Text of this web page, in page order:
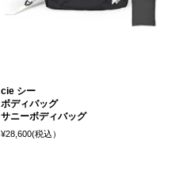
cie シー
ボディバッグ
サニーボディバッグ
¥28,600(税込）